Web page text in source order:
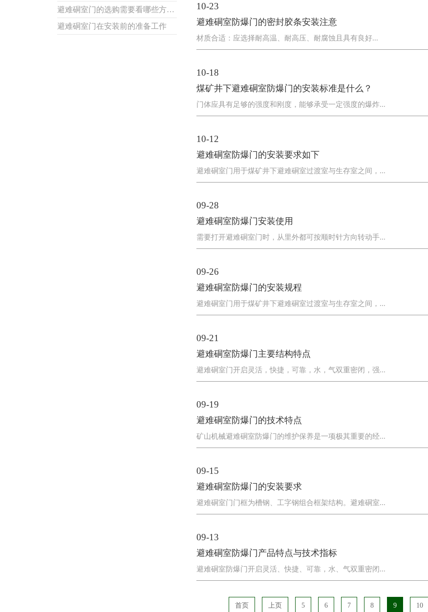
避难硐室门的选购需要看哪些方面？
避难硐室门在安装前的准备工作
10-23
避难硐室防爆门的密封胶条安装注意
材质合适：应选择耐高温、耐高压、耐腐蚀且具有良好...
10-18
煤矿井下避难硐室防爆门的安装标准是什么？
门体应具有足够的强度和刚度，能够承受一定强度的爆炸...
10-12
避难硐室防爆门的安装要求如下
避难硐室门用于煤矿井下避难硐室过渡室与生存室之间，...
09-28
避难硐室防爆门安装使用
需要打开避难硐室门时，从里外都可按顺时针方向转动手...
09-26
避难硐室防爆门的安装规程
避难硐室门用于煤矿井下避难硐室过渡室与生存室之间，...
09-21
避难硐室防爆门主要结构特点
避难硐室门开启灵活，快捷，可靠，水，气双重密闭，强...
09-19
避难硐室防爆门的技术特点
矿山机械避难硐室防爆门的维护保养是一项极其重要的经...
09-15
避难硐室防爆门的安装要求
避难硐室门门框为槽钢、工字钢组合框架结构。避难硐室...
09-13
避难硐室防爆门产品特点与技术指标
避难硐室防爆门开启灵活、快捷、可靠，水、气双重密闭...
首页 上页 5 6 7 8 9 10